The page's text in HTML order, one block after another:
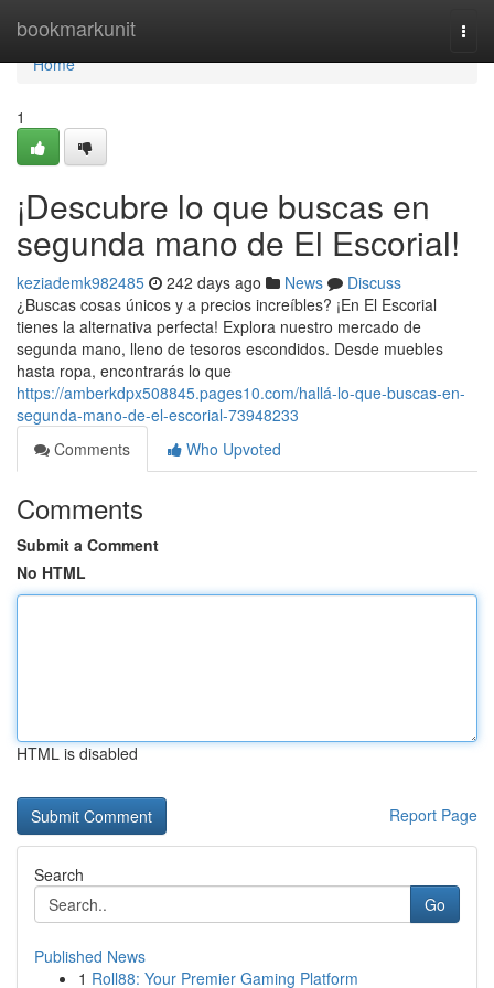
bookmarkunit
Home
Home
1
¡Descubre lo que buscas en
segunda mano de El Escorial!
keziademk982485 242 days ago News
Discuss
¿Buscas cosas únicos y a precios increíbles? ¡En El Escorial
tienes la alternativa perfecta! Explora nuestro mercado de
segunda mano, lleno de tesoros escondidos. Desde muebles
hasta ropa, encontrarás lo que
https://amberkdpx508845.pages10.com/hallá-lo-que-buscas-en-
segunda-mano-de-el-escorial-73948233
Comments
Who Upvoted
Comments
Submit a Comment
No HTML
HTML is disabled
Report Page
Search
Go
Published News
1 Roll88: Your Premier Gaming Platform